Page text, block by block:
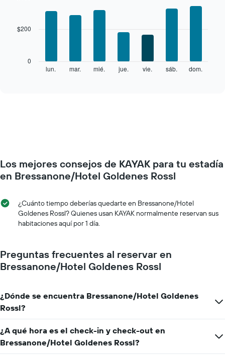
cada
día
semana
El
gráfico
X
que
días
de
la
semana.
El
gráfico
lun. mar. mié. jue. vie. sáb. dom.
0
$200
Los mejores consejos de KAYAK para tu estadía
en Bressanone/Hotel Goldenes Rossl
¿Cuánto tiempo deberías quedarte en Bressanone/Hotel
Goldenes Rossl? Quienes usan KAYAK normalmente reservan sus
habitaciones aquí por 1 día.
Preguntas frecuentes al reservar en
Bressanone/Hotel Goldenes Rossl
¿Dónde se encuentra Bressanone/Hotel Goldenes
Rossl?
¿A qué hora es el check-in y check-out en
Bressanone/Hotel Goldenes Rossl?